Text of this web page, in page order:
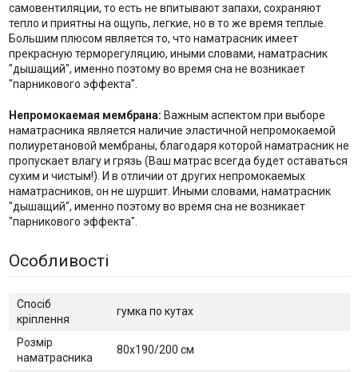
самовентиляции, то есть не впитывают запахи, сохраняют
тепло и приятны на ощупь, легкие, но в то же время теплые.
Большим плюсом является то, что наматрасник имеет
прекрасную терморегуляцию, иными словами, наматрасник
"дышащий", именно поэтому во время сна не возникает
"парникового эффекта".
Непромокаемая мембрана: Важным аспектом при выборе
наматрасника является наличие эластичной непромокаемой
полиуретановой мембраны, благодаря которой наматрасник не
пропускает влагу и грязь (Ваш матрас всегда будет оставаться
сухим и чистым!). И в отличии от других непромокаемых
наматрасников, он не шуршит. Иными словами, наматрасник
"дышащий", именно поэтому во время сна не возникает
"парникового эффекта".
Особливості
Спосіб
кріплення
гумка по кутах
Розмір
наматрасника
80х190/200 см